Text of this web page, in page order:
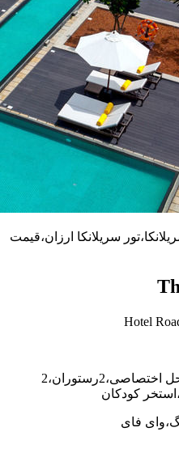
سریلانکا ارزان،قیمت
هتل چهار ستاره دارای 95 اتاق،ساحل اختصاصی،2رستوران،2
کودکان
فای